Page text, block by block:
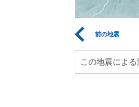
前の地震
この地震による